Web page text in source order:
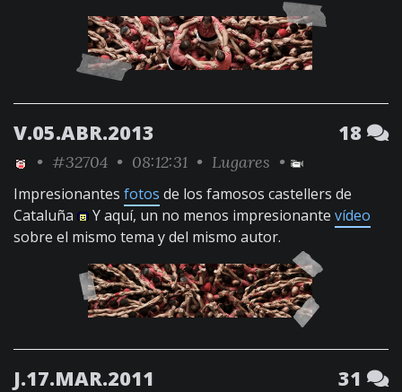
V.05.ABR.2013 18
• #32704 • 08:12:31 • Lugares •
Impresionantes fotos de los famosos castellers de
Cataluña
Y aquí, un no menos impresionante vídeo
sobre el mismo tema y del mismo autor.
J.17.MAR.2011 31